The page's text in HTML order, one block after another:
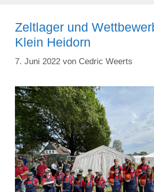
Zeltlager und
Klein Heidorn
7. Juni 2022 von Cedric Weerts